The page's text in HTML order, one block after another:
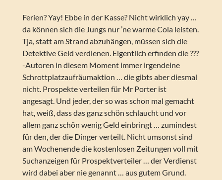
Ferien? Yay! Ebbe in der Kasse? Nicht wirklich yay …
da können sich die Jungs nur ’ne warme Cola leisten.
Tja, statt am Strand abzuhängen, müssen sich die
Detektive Geld verdienen. Eigentlich erfinden die ???
-Autoren in diesem Moment immer irgendeine
Schrottplatzaufräumaktion … die gibts aber diesmal
nicht. Prospekte verteilen für Mr Porter ist
angesagt. Und jeder, der so was schon mal gemacht
hat, weiß, dass das ganz schön schlaucht und vor
allem ganz schön wenig Geld einbringt … zumindest
für den, der die Dinger verteilt. Nicht umsonst sind
am Wochenende die kostenlosen Zeitungen voll mit
Suchanzeigen für Prospektverteiler … der Verdienst
wird dabei aber nie genannt … aus gutem Grund.